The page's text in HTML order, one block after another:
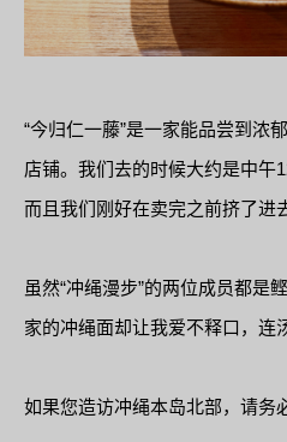
“今归仁一藤”是一家能品尝到浓
店铺。我们去的时候大约是中午
而且我们刚好在卖完之前挤了进
虽然“冲绳漫步”的两位成员都是
家的冲绳面却让我爱不释口，连
如果您造访冲绳本岛北部，请务